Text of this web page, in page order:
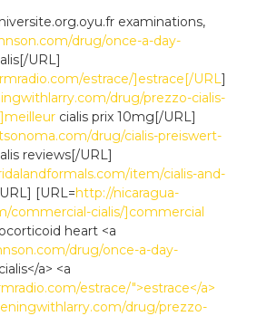
examinations,
drug/once-a-day-
URL]
estrace/]estrace[/URL]
drug/prezzo-cialis-
cialis prix 10mg[/URL]
drug/cialis-preiswert-
reviews[/URL]
item/cialis-and-
[URL=http://nicaragua-
commercial-cialis/]commercial
heart <a
drug/once-a-day-
cialis</a> <a
estrace/">estrace</a>
drug/prezzo-